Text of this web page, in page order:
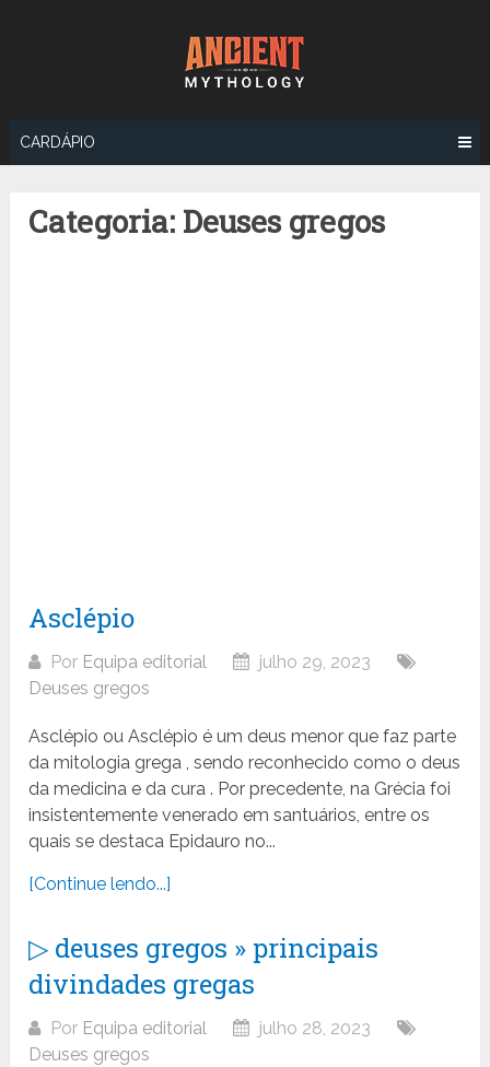
CARDÁPIO
Categoria: Deuses gregos
Asclépio
Por Equipa editorial
julho 29, 2023
Deuses gregos
Asclépio ou Asclépio é um deus menor que faz parte
da mitologia grega , sendo reconhecido como o deus
da medicina e da cura . Por precedente, na Grécia foi
insistentemente venerado em santuários, entre os
quais se destaca Epidauro no...
[Continue lendo...]
▷ deuses gregos » principais
divindades gregas
Por Equipa editorial
julho 28, 2023
Deuses gregos